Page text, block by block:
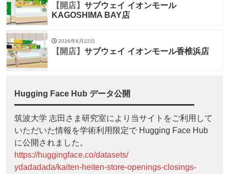
【開店】 サブウェイ イオンモール
KAGOSHIMA BAY店
2026年6月22日
【開店】 サブウェイ イオンモール香椎浜店
Hugging Face Hub データ公開
筑波大学 志田さま研究室により当サイトをご利用して
いただいた情報を学術利用限定で Hugging Face Hub
に公開されました。
https://huggingface.co/datasets/
ydadadada/kaiten-heiten-store-openings-closings-